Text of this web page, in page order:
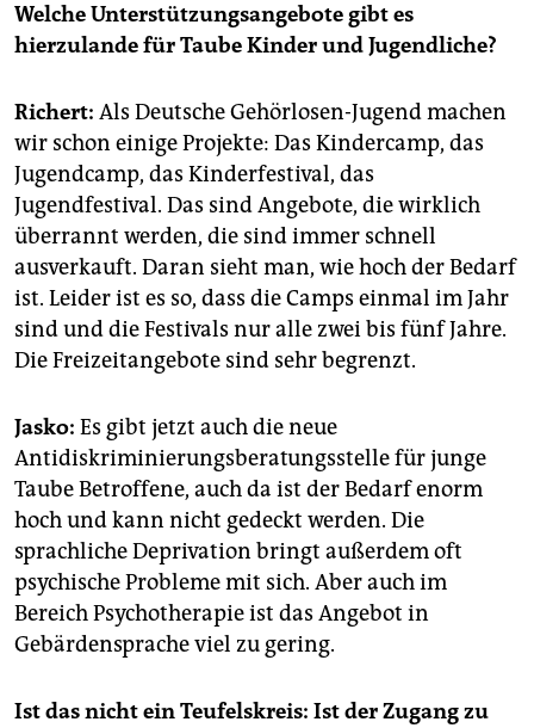
Welche Unterstützungsangebote gibt es
hierzulande für Taube Kinder und Jugendliche?
Richert: Als Deutsche Gehörlosen-Jugend machen
wir schon einige Projekte: Das Kindercamp, das
Jugendcamp, das Kinderfestival, das
Jugendfestival. Das sind Angebote, die wirklich
überrannt werden, die sind immer schnell
ausverkauft. Daran sieht man, wie hoch der Bedarf
ist. Leider ist es so, dass die Camps einmal im Jahr
sind und die Festivals nur alle zwei bis fünf Jahre.
Die Freizeitangebote sind sehr begrenzt.
Jasko: Es gibt jetzt auch die neue
Antidiskriminierungsberatungsstelle für junge
Taube Betroffene, auch da ist der Bedarf enorm
hoch und kann nicht gedeckt werden. Die
sprachliche Deprivation bringt außerdem oft
psychische Probleme mit sich. Aber auch im
Bereich Psychotherapie ist das Angebot in
Gebärdensprache viel zu gering.
Ist das nicht ein Teufelskreis: Ist der Zugang zu